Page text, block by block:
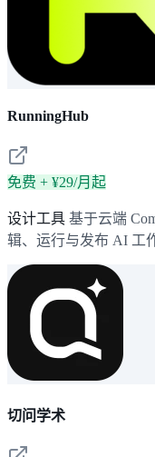
RunningHub
免费 + ¥29/月起
设计工具 基于云端
辑、运行与发布 AI 工
切问学术